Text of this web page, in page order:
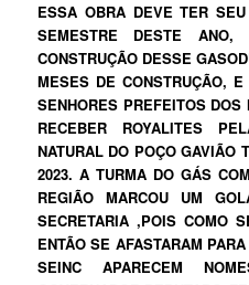
ESSA OBRA DEVE TER
SEMESTRE DESTE
CONSTRUÇÃO DESSE
MESES DE CONSTRUÇÃO,
SENHORES PREFEITOS
RECEBER ROYALITES
NATURAL DO POÇO GAVIÃO
2023. A TURMA DO GÁS
REGIÃO MARCOU UM
SECRETARIA ,POIS COMO
ENTÃO SE AFASTARAM
SEINC APARECEM